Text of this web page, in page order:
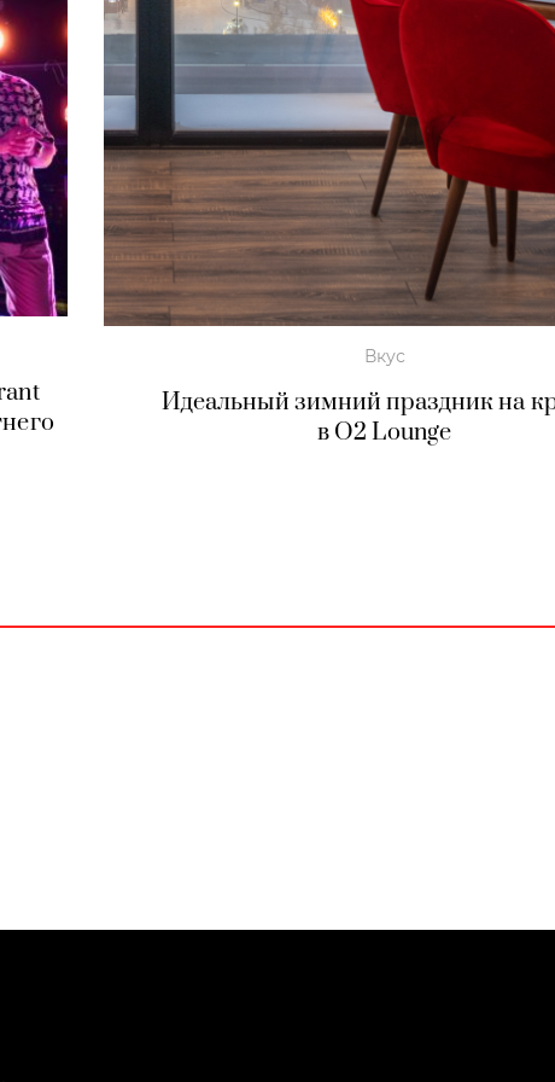
Вкус
Идеальный зимний праздник на
в O2 Lounge